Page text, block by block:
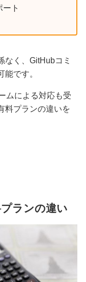
ト
なく、GitHubコミ
です。
ムによる対応も受
料プランの違いを
ランの違い